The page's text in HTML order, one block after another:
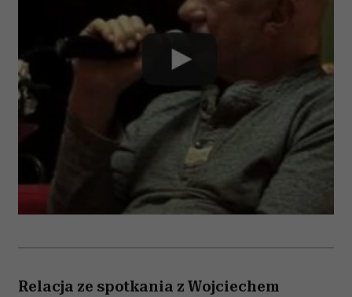
Relacja ze spotkania z Wojciechem